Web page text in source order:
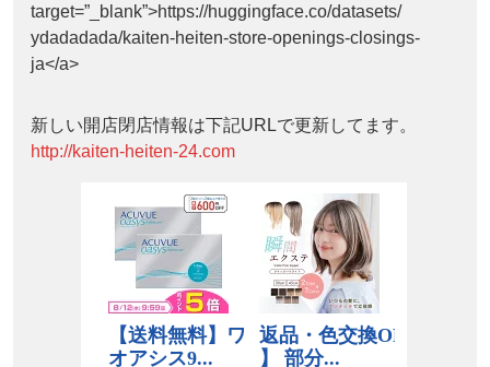
target=”_blank”>https://huggingface.co/datasets/
ydadadada/kaiten-heiten-store-openings-closings-
ja</a>
新しい開店閉店情報は下記URLで更新してます。
http://kaiten-heiten-24.com